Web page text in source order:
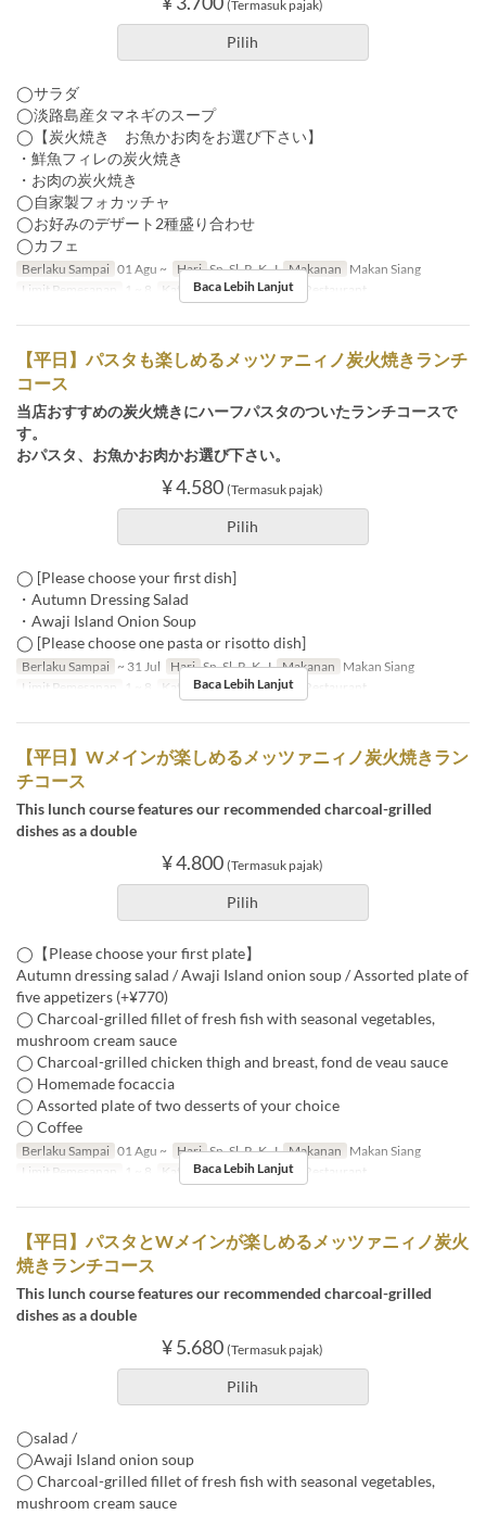
(Termasuk pajak)
Pilih
◯サラダ
◯淡路島産タマネギのスープ
◯【炭火焼き お魚かお肉をお選び下さい】
・鮮魚フィレの炭火焼き
・お肉の炭火焼き
◯自家製フォカッチャ
◯お好みのデザート2種盛り合わせ
◯カフェ
Berlaku Sampai 01 Agu ~ Hari Sn, Sl, R, K, J Makanan Makan Siang
Limit Pemesanan
1 ~ 8 Kategori Tempat Duduk Restaurant
Baca Lebih Lanjut
【平日】パスタも楽しめるメッツァニィノ炭火焼きランチ
コース
当店おすすめの炭火焼きにハーフパスタのついたランチコースで
す。
おパスタ、お魚かお肉かお選び下さい。
¥ 4.580 (Termasuk pajak)
Pilih
◯ [Please choose your first dish]
・Autumn Dressing Salad
・Awaji Island Onion Soup
◯ [Please choose one pasta or risotto dish]
Berlaku Sampai ~ 31 Jul Hari Sn, Sl, R, K, J Makanan Makan Siang
Limit Pemesanan
1 ~ 8 Kategori Tempat Duduk Restaurant
Baca Lebih Lanjut
【平日】Wメインが楽しめるメッツァニィノ炭火焼きラン
チコース
This lunch course features our recommended charcoal-grilled
dishes as a double
¥ 4.800 (Termasuk pajak)
Pilih
◯【Please choose your first plate】
Autumn dressing salad / Awaji Island onion soup / Assorted plate of
five appetizers (+¥770)
◯ Charcoal-grilled fillet of fresh fish with seasonal vegetables,
mushroom cream sauce
◯ Charcoal-grilled chicken thigh and breast, fond de veau sauce
◯ Homemade focaccia
◯ Assorted plate of two desserts of your choice
◯ Coffee
Berlaku Sampai 01 Agu ~ Hari Sn, Sl, R, K, J Makanan Makan Siang
Limit Pemesanan
1 ~ 8 Kategori Tempat Duduk Restaurant
Baca Lebih Lanjut
【平日】パスタとWメインが楽しめるメッツァニィノ炭火
焼きランチコース
This lunch course features our recommended charcoal-grilled
dishes as a double
¥ 5.680 (Termasuk pajak)
Pilih
◯salad /
◯Awaji Island onion soup
◯ Charcoal-grilled fillet of fresh fish with seasonal vegetables,
mushroom cream sauce